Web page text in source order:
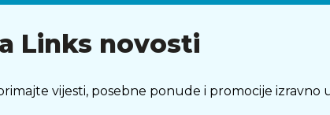
Links novosti
vijesti, posebne ponude i promocije izravno